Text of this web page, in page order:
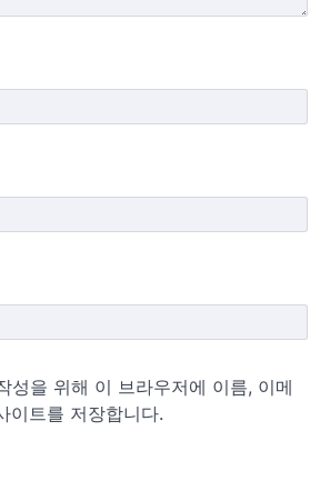
성을 위해 이 브라우저에 이름, 이메
이트를 저장합니다.